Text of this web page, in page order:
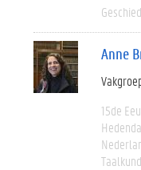
Anne
15de